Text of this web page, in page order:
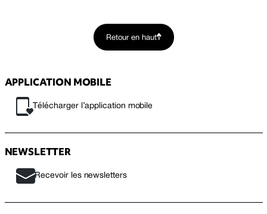
Retour en haut
APPLICATION MOBILE
Télécharger l’application mobile
NEWSLETTER
Recevoir les newsletters